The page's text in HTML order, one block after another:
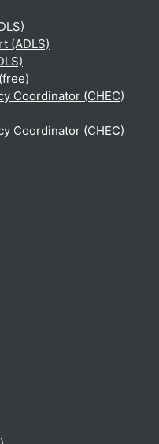
(ADLS)
Coordinator (CHEC)
Coordinator (CHEC)